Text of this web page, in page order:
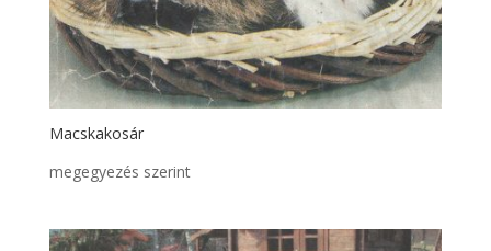
Macskakosár
megegyezés szerint